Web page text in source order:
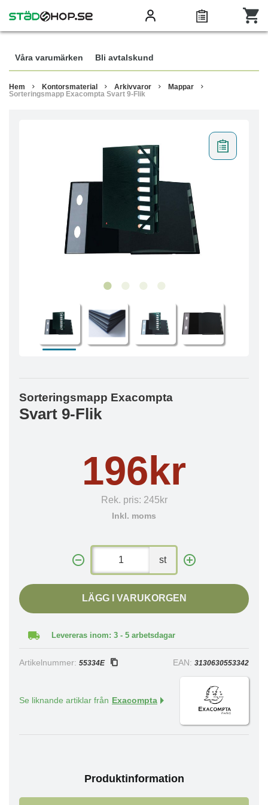
Våra varumärken Bli avtalskund
Hem Kontorsmaterial Arkivvaror
Mappar
Sorteringsmapp Exacompta Svart 9-Flik
Sorteringsmapp Exacompta
Svart 9-Flik
196kr
Rek. pris: 245kr
Inkl. moms
st
LÄGG I VARUKORGEN
Levereras inom: 3 - 5 arbetsdagar
Artikelnummer: 55334E EAN: 3130630553342
Se liknande artiklar från Exacompta
Produktinformation